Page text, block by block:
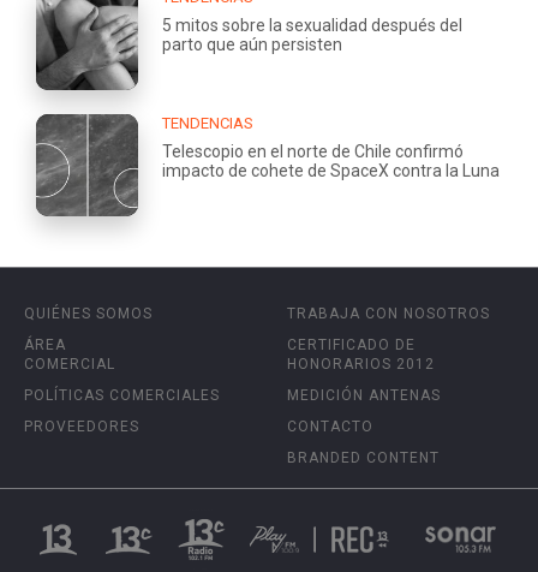
5 mitos sobre la sexualidad después del
parto que aún persisten
TENDENCIAS
Telescopio en el norte de Chile confirmó
impacto de cohete de SpaceX contra la Luna
QUIÉNES SOMOS
ÁREA
COMERCIAL
POLÍTICAS COMERCIALES
PROVEEDORES
TRABAJA CON NOSOTROS
CERTIFICADO DE
HONORARIOS 2012
MEDICIÓN ANTENAS
CONTACTO
BRANDED CONTENT